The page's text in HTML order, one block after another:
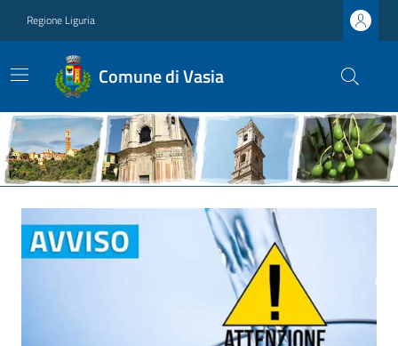
Regione Liguria
Comune di Vasia
Ultime notizie